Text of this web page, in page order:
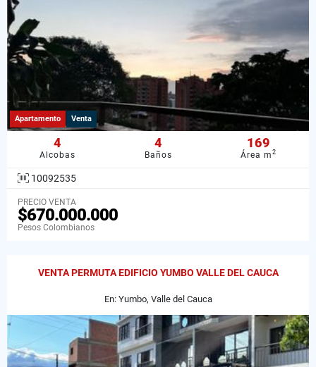
Apartamento Venta
4
Alcobas
4
Baños
169
Área m2
10092535
PRECIO VENTA
$670.000.000
Pesos Colombianos
VENTA PERMUTA EDIFICIO YUMBO VALLE DEL CAUCA
En: Yumbo, Valle del Cauca